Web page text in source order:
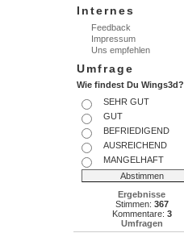
Internes
Feedback
Impressum
Uns empfehlen
Umfrage
Wie findest Du Wings3d?
SEHR GUT
GUT
BEFRIEDIGEND
AUSREICHEND
MANGELHAFT
Ergebnisse
Stimmen: 367
Kommentare: 3
Umfragen